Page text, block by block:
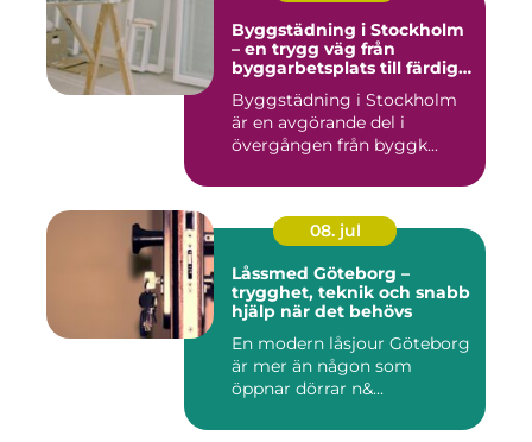
Byggstädning i Stockholm
– en trygg väg från
byggarbetsplats till färdig
Byggstädning i Stockholm
är en avgörande del i
övergången från byggk...
08. jul
Låssmed Göteborg –
trygghet, teknik och snabb
hjälp när det behövs
En modern låsjour Göteborg
är mer än någon som
öppnar dörrar n&...